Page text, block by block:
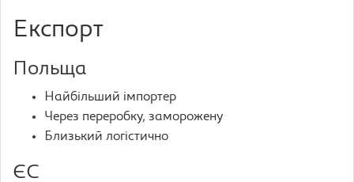
Експорт
Польща
Найбільший імпортер
Через переробку, заморожену
Близький логістично
ЄС